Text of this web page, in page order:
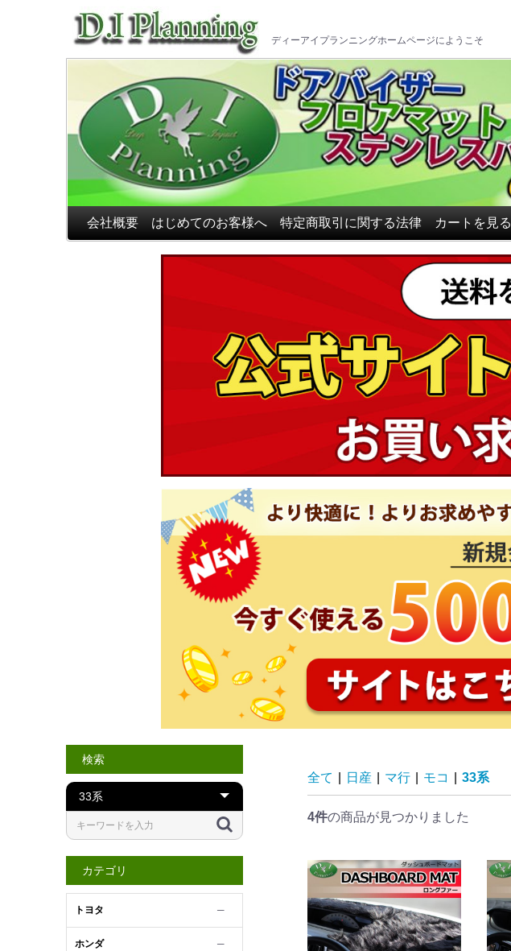
ディーアイプランニングホームページにようこそ
会社概要 はじめてのお客様へ 特定商取引に関する法律 カートを見る
検索
カテゴリ
トヨタ ─
ホンダ ─
全て 日産 マ行 モコ 33系
4件の商品が見つかりました